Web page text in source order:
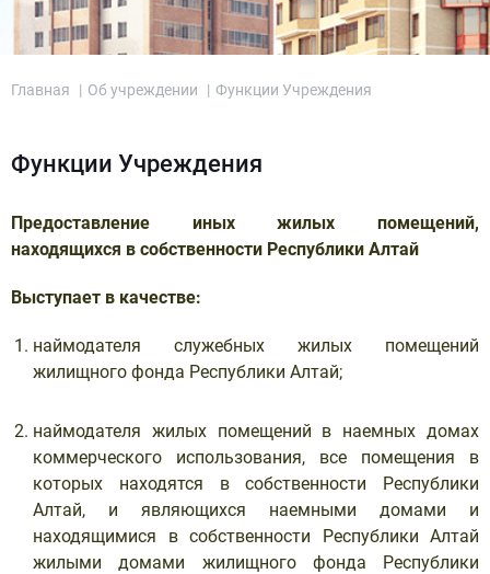
Главная | Об учреждении | Функции Учреждения
Функции Учреждения
Предоставление иных жилых помещений,
находящихся в собственности Республики Алтай
Выступает в качестве:
наймодателя служебных жилых помещений
жилищного фонда Республики Алтай;
наймодателя жилых помещений в наемных домах
коммерческого использования, все помещения в
которых находятся в собственности Республики
Алтай, и являющихся наемными домами и
находящимися в собственности Республики Алтай
жилыми домами жилищного фонда Республики